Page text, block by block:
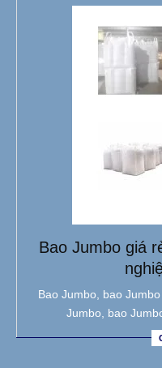
Bao Jumbo giá
Bao Jumbo, bao
Jumbo, bao